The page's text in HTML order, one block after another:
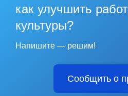
как улучшить
культуры?
Напишите — решим!
Сообщить о